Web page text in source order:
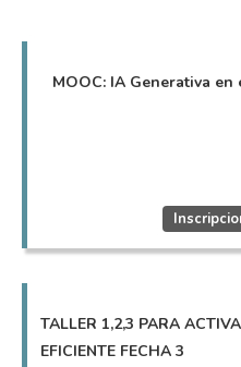
MOOC: IA Generativa
TALLER 1,2,3 PARA
EFICIENTE FECHA 3